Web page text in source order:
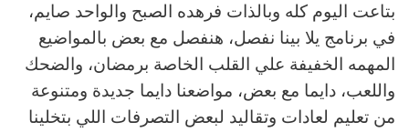
بتاعت اليوم كله وبالذات فرهده الصبح والواحد صايم،
في برنامج يلا بينا نفصل، هنفصل مع بعض بالمواضيع
المهمه الخفيفة علي القلب الخاصة برمضان، والضحك
واللعب، دايما مع بعض، مواضعنا دايما جديدة ومتنوعة
من تعليم لعادات وتقاليد لبعض التصرفات اللي بتخلينا